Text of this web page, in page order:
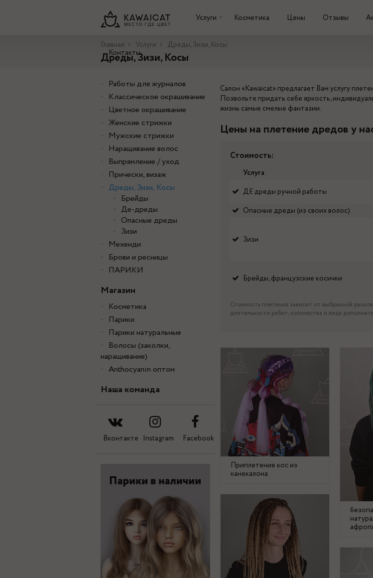
Услуги Косметика Цены Отзывы
Контакты
Главная Услуги Дреды, Зизи, Косы
Дреды, Зизи, Косы
Работы для журналов
Классическое окрашивание
Цветное окрашивание
Женские стрижки
Мужские стрижки
Наращивание волос
Выпрямление / уход
Прически, визаж
Дреды, Зизи, Косы
Брейды
Де-дреды
Опасные дреды
Зизи
Мехенди
Брови и ресницы
ПАРИКИ
Магазин
Косметика
Парики
Парики натуральные
Волосы (заколки,
наращивание)
Anthocyanin оптом
Наша команда
Вконтакте Instagram Facebook
Салон «Kawaicat» предлагает Вам услугу
Позвольте придать себе яркость,
жизнь самые смелые фантазии.
Цены на плетение дредов у
Стоимость:
Услуга
ДЕ дреды ручной работы
Опасные дреды (из своих волос)
Зизи
Брейды, французские косички
Стоимость плетения зависит от выбранной
длительности работ, количества и вида
Приплетение кос из
канекалона